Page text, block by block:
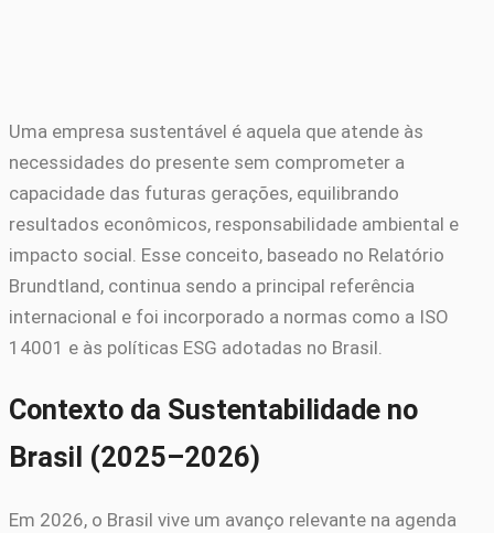
Uma empresa sustentável é aquela que atende às
necessidades do presente sem comprometer a
capacidade das futuras gerações, equilibrando
resultados econômicos, responsabilidade ambiental e
impacto social. Esse conceito, baseado no Relatório
Brundtland, continua sendo a principal referência
internacional e foi incorporado a normas como a ISO
14001 e às políticas ESG adotadas no Brasil.
Contexto da Sustentabilidade no
Brasil (2025–2026)
Em 2026, o Brasil vive um avanço relevante na agenda